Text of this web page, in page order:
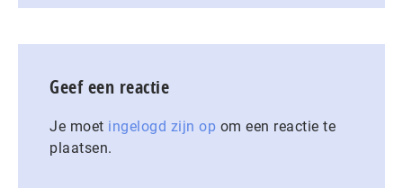
Geef een reactie
Je moet ingelogd zijn op om een reactie te
plaatsen.